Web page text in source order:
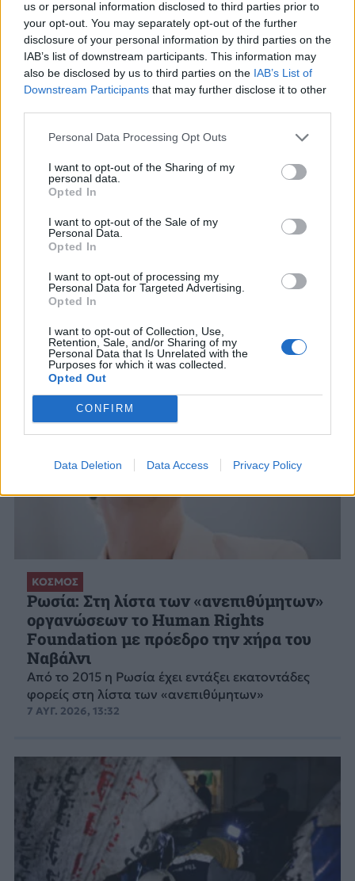
us or personal information disclosed to third parties prior to
your opt-out. You may separately opt-out of the further
disclosure of your personal information by third parties on the
IAB’s list of downstream participants. This information may
also be disclosed by us to third parties on the IAB’s List of
Downstream Participants that may further disclose it to other
Personal Data Processing Opt Outs
I want to opt-out of the Sharing of my
personal data.
Opted In
I want to opt-out of the Sale of my
Personal Data.
Opted In
I want to opt-out of processing my
Personal Data for Targeted Advertising.
Opted In
I want to opt-out of Collection, Use,
Retention, Sale, and/or Sharing of my
Personal Data that Is Unrelated with the
Purposes for which it was collected.
Opted Out
CONFIRM
Data Deletion Data Access Privacy Policy
ΔΙΑΦΗΜΙΣΗ
ΣΧΕΤΙΚΑ ΑΡΘΡΑ
ΚΟΣΜΟΣ
Ρωσία: Στη λίστα των «ανεπιθύμητων»
οργανώσεων το Human Rights
Foundation με πρόεδρο την χήρα του
Ναβάλνι
Από το 2015 η Ρωσία έχει εντάξει εκατοντάδες
φορείς στη λίστα των «ανεπιθύμητων»
7 ΑΥΓ. 2026, 13:32